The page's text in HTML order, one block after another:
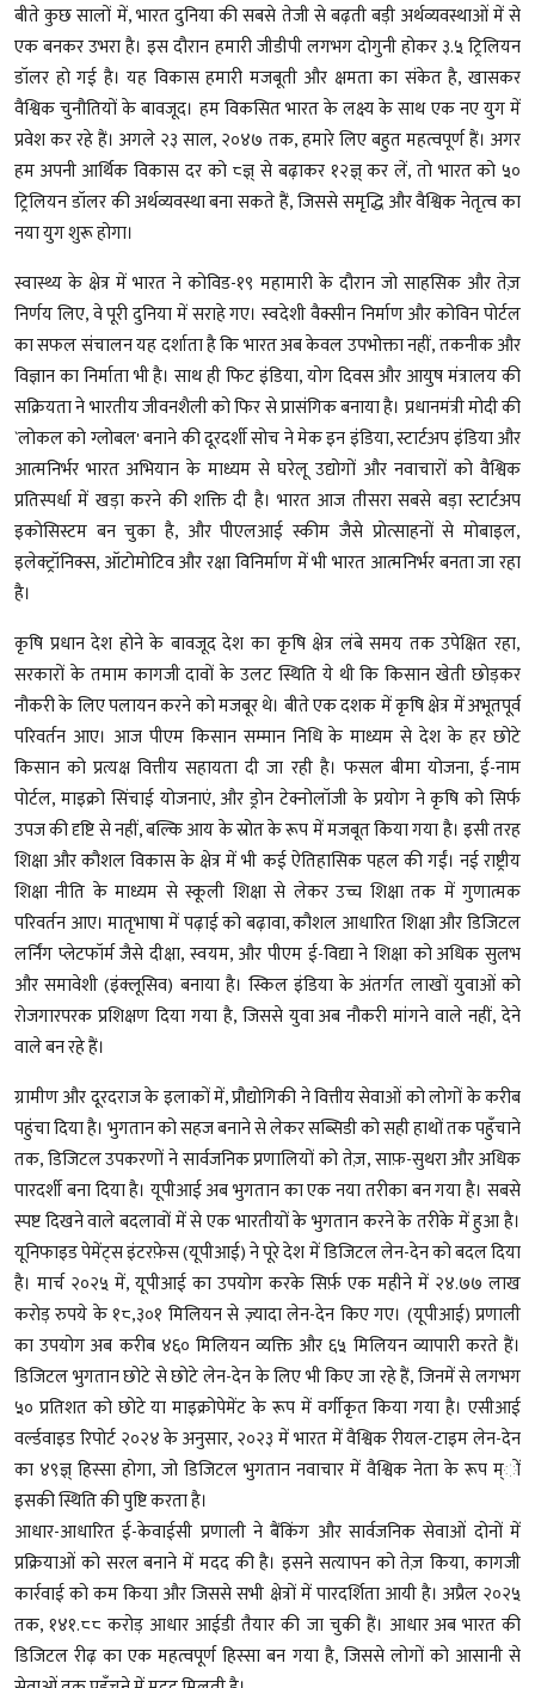
बीते कुछ सालों में, भारत दुनिया की सबसे तेजी से बढ़ती बड़ी अर्थव्यवस्थाओं में से
एक बनकर उभरा है। इस दौरान हमारी जीडीपी लगभग दोगुनी होकर ३.५ ट्रिलियन
डॉलर हो गई है। यह विकास हमारी मजबूती और क्षमता का संकेत है, खासकर
वैश्विक चुनौतियों के बावजूद। हम विकसित भारत के लक्ष्य के साथ एक नए युग में
प्रवेश कर रहे हैं। अगले २३ साल, २०४७ तक, हमारे लिए बहुत महत्वपूर्ण हैं। अगर
हम अपनी आर्थिक विकास दर को ८ज्ञ् से बढ़ाकर १२ज्ञ् कर लें, तो भारत को ५०
ट्रिलियन डॉलर की अर्थव्यवस्था बना सकते हैं, जिससे समृद्धि और वैश्विक नेतृत्व का
नया युग शुरू होगा।
स्वास्थ्य के क्षेत्र में भारत ने कोविड-१९ महामारी के दौरान जो साहसिक और तेज़
निर्णय लिए, वे पूरी दुनिया में सराहे गए। स्वदेशी वैक्सीन निर्माण और कोविन पोर्टल
का सफल संचालन यह दर्शाता है कि भारत अब केवल उपभोक्ता नहीं, तकनीक और
विज्ञान का निर्माता भी है। साथ ही फिट इंडिया, योग दिवस और आयुष मंत्रालय की
सक्रियता ने भारतीय जीवनशैली को फिर से प्रासंगिक बनाया है। प्रधानमंत्री मोदी की
`लोकल को ग्लोबल' बनाने की दूरदर्शी सोच ने मेक इन इंडिया, स्टार्टअप इंडिया और
आत्मनिर्भर भारत अभियान के माध्यम से घरेलू उद्योगों और नवाचारों को वैश्विक
प्रतिस्पर्धा में खड़ा करने की शक्ति दी है। भारत आज तीसरा सबसे बड़ा स्टार्टअप
इकोसिस्टम बन चुका है, और पीएलआई स्कीम जैसे प्रोत्साहनों से मोबाइल,
इलेक्ट्रॉनिक्स, ऑटोमोटिव और रक्षा विनिर्माण में भी भारत आत्मनिर्भर बनता जा रहा
है।
कृषि प्रधान देश होने के बावजूद देश का कृषि क्षेत्र लंबे समय तक उपेक्षित रहा,
सरकारों के तमाम कागजी दावों के उलट स्थिति ये थी कि किसान खेती छोड़कर
नौकरी के लिए पलायन करने को मजबूर थे। बीते एक दशक में कृषि क्षेत्र में अभूतपूर्व
परिवर्तन आए। आज पीएम किसान सम्मान निधि के माध्यम से देश के हर छोटे
किसान को प्रत्यक्ष वित्तीय सहायता दी जा रही है। फसल बीमा योजना, ई-नाम
पोर्टल, माइक्रो सिंचाई योजनाएं, और ड्रोन टेक्नोलॉजी के प्रयोग ने कृषि को सिर्फ
उपज की दृष्टि से नहीं, बल्कि आय के स्रोत के रूप में मजबूत किया गया है। इसी तरह
शिक्षा और कौशल विकास के क्षेत्र में भी कई ऐतिहासिक पहल की गईं। नई राष्ट्रीय
शिक्षा नीति के माध्यम से स्कूली शिक्षा से लेकर उच्च शिक्षा तक में गुणात्मक
परिवर्तन आए। मातृभाषा में पढ़ाई को बढ़ावा, कौशल आधारित शिक्षा और डिजिटल
लर्निंग प्लेटफॉर्म जैसे दीक्षा, स्वयम, और पीएम ई-विद्या ने शिक्षा को अधिक सुलभ
और समावेशी (इंक्लूसिव) बनाया है। स्किल इंडिया के अंतर्गत लाखों युवाओं को
रोजगारपरक प्रशिक्षण दिया गया है, जिससे युवा अब नौकरी मांगने वाले नहीं, देने
वाले बन रहे हैं।
ग्रामीण और दूरदराज के इलाकों में, प्रौद्योगिकी ने वित्तीय सेवाओं को लोगों के करीब
पहुंचा दिया है। भुगतान को सहज बनाने से लेकर सब्सिडी को सही हाथों तक पहुँचाने
तक, डिजिटल उपकरणों ने सार्वजनिक प्रणालियों को तेज़, साफ़-सुथरा और अधिक
पारदर्शी बना दिया है। यूपीआई अब भुगतान का एक नया तरीका बन गया है। सबसे
स्पष्ट दिखने वाले बदलावों में से एक भारतीयों के भुगतान करने के तरीके में हुआ है।
यूनिफाइड पेमेंट्स इंटरफ़ेस (यूपीआई) ने पूरे देश में डिजिटल लेन-देन को बदल दिया
है। मार्च २०२५ में, यूपीआई का उपयोग करके सिर्फ़ एक महीने में २४.७७ लाख
करोड़ रुपये के १८,३०१ मिलियन से ज़्यादा लेन-देन किए गए। (यूपीआई) प्रणाली
का उपयोग अब करीब ४६० मिलियन व्यक्ति और ६५ मिलियन व्यापारी करते हैं।
डिजिटल भुगतान छोटे से छोटे लेन-देन के लिए भी किए जा रहे हैं, जिनमें से लगभग
५० प्रतिशत को छोटे या माइक्रोपेमेंट के रूप में वर्गीकृत किया गया है। एसीआई
वर्ल्डवाइड रिपोर्ट २०२४ के अनुसार, २०२३ में भारत में वैश्विक रीयल-टाइम लेन-देन
का ४९ज्ञ् हिस्सा होगा, जो डिजिटल भुगतान नवाचार में वैश्विक नेता के रूप म्ों
इसकी स्थिति की पुष्टि करता है।
आधार-आधारित ई-केवाईसी प्रणाली ने बैंकिंग और सार्वजनिक सेवाओं दोनों में
प्रक्रियाओं को सरल बनाने में मदद की है। इसने सत्यापन को तेज़ किया, कागजी
कार्रवाई को कम किया और जिससे सभी क्षेत्रों में पारदर्शिता आयी है। अप्रैल २०२५
तक, १४१.८८ करोड़ आधार आईडी तैयार की जा चुकी हैं। आधार अब भारत की
डिजिटल रीढ़ का एक महत्वपूर्ण हिस्सा बन गया है, जिससे लोगों को आसानी से